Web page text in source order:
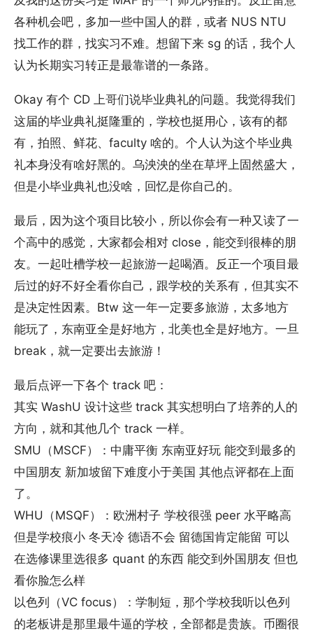
各种机会吧，多加一些中国人的群，或者 NUS NTU
找工作的群，找实习不难。想留下来 sg 的话，我个人
认为长期实习转正是最靠谱的一条路。
Okay 有个 CD 上哥们说毕业典礼的问题。我觉得我们
这届的毕业典礼挺隆重的，学校也挺用心，该有的都
有，拍照、鲜花、faculty 啥的。个人认为这个毕业典
礼本身没有啥好黑的。乌泱泱的坐在草坪上固然盛大，
但是小毕业典礼也没啥，回忆是你自己的。
最后，因为这个项目比较小，所以你会有一种又读了一
个高中的感觉，大家都会相对 close，能交到很棒的朋
友。一起吐槽学校一起旅游一起喝酒。反正一个项目最
后过的好不好全看你自己，跟学校的关系有，但其实不
是决定性因素。Btw 这一年一定要多旅游，太多地方
能玩了，东南亚全是好地方，北美也全是好地方。一旦
break，就一定要出去旅游！
最后点评一下各个 track 吧：
其实 WashU 设计这些 track 其实想明白了培养的人的
方向，就和其他几个 track 一样。
SMU（MSCF）：中庸平衡 东南亚好玩 能交到最多的
中国朋友 新加坡留下难度小于美国 其他点评都在上面
了。
WHU（MSQF）：欧洲村子 学校很强 peer 水平略高
但是学校痕小 冬天冷 德语不会 留德国肯定能留 可以
在选修课里选很多 quant 的东西 能交到外国朋友 但也
看你脸怎么样
以色列（VC focus）：学制短，那个学校我听以色列
的老板讲是那里最牛逼的学校，全部都是贵族。币圈很